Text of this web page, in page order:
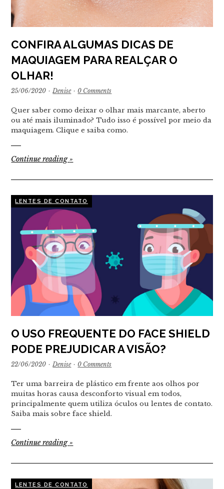
CONFIRA ALGUMAS DICAS DE
MAQUIAGEM PARA REALÇAR O
OLHAR!
25/06/2020 · Denise · 0 Comments
Quer saber como deixar o olhar mais marcante, aberto
ou até mais iluminado? Tudo isso é possível por meio da
maquiagem. Clique e saiba como.
Continue reading»
LENTES DE CONTATO
O USO FREQUENTE DO FACE SHIELD
PODE PREJUDICAR A VISÃO?
22/06/2020 · Denise · 0 Comments
Ter uma barreira de plástico em frente aos olhos por
muitas horas causa desconforto visual em todos,
principalmente quem utiliza óculos ou lentes de contato.
Saiba mais sobre face shield.
Continue reading»
LENTES DE CONTATO